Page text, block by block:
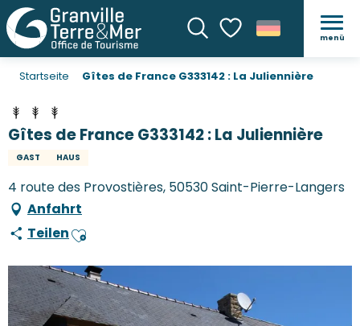
SucheVoir les favoris
menü
Startseite Gîtes de France G333142 : La Juliennière
Gîtes de France G333142 : La Juliennière
GAST HAUS
4 route des Provostières, 50530 Saint-Pierre-Langers
Anfahrt
TeilenAjouter aux favoris